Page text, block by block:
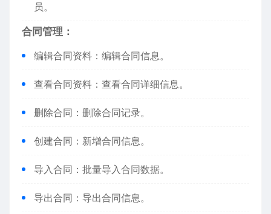
员。
合同管理：
编辑合同资料：编辑合同信息。
查看合同资料：查看合同详细信息。
删除合同：删除合同记录。
创建合同：新增合同信息。
导入合同：批量导入合同数据。
导出合同：导出合同信息。